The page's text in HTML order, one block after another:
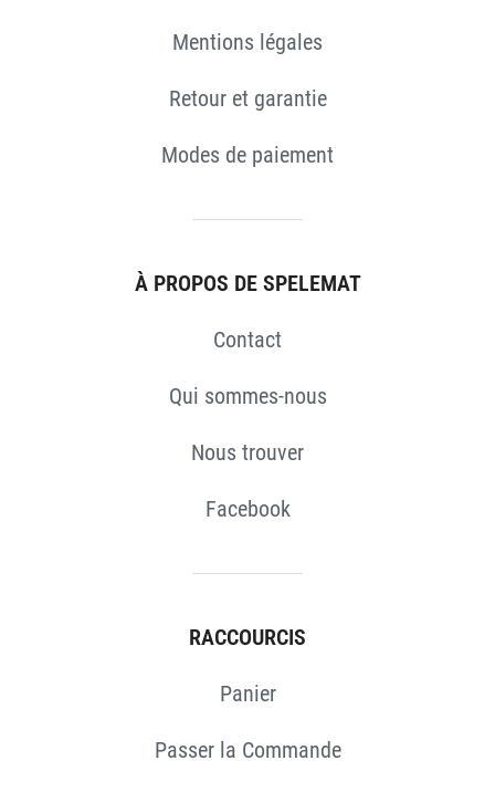
Mentions légales
Retour et garantie
Modes de paiement
À PROPOS DE SPELEMAT
Contact
Qui sommes-nous
Nous trouver
Facebook
RACCOURCIS
Panier
Passer la Commande